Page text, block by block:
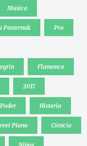
Musica
Pasternak Pro
Flamenco
2017
Historia
Piano Ciencia